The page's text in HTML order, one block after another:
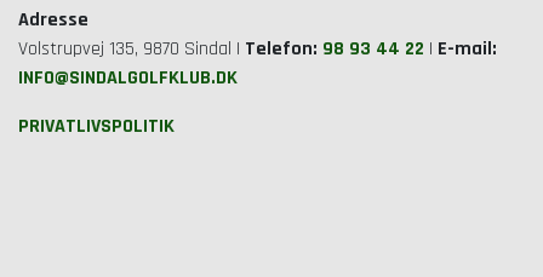
Adresse
Volstrupvej 135, 9870 Sindal | Telefon: 98 93 44 22 | E-mail:
INFO@SINDALGOLFKLUB.DK
PRIVATLIVSPOLITIK